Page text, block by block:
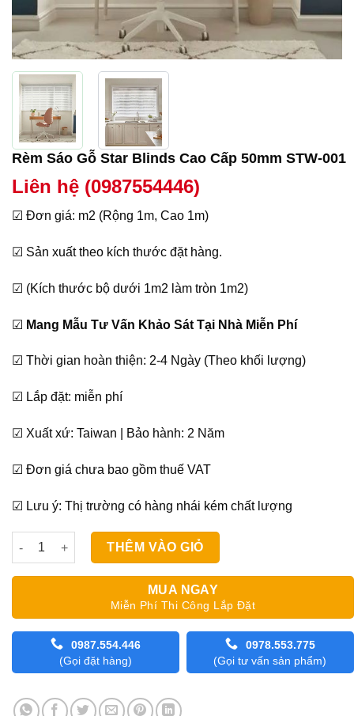
Rèm Sáo Gỗ Star Blinds Cao Cấp 50mm STW-001
Liên hệ (0987554446)
☑ Đơn giá: m2 (Rộng 1m, Cao 1m)
☑ Sản xuất theo kích thước đặt hàng.
☑ (Kích thước bộ dưới 1m2 làm tròn 1m2)
☑ Mang Mẫu Tư Vấn Khảo Sát Tại Nhà Miễn Phí
☑ Thời gian hoàn thiện: 2-4 Ngày (Theo khối lượng)
☑ Lắp đặt: miễn phí
☑ Xuất xứ: Taiwan | Bảo hành: 2 Năm
☑ Đơn giá chưa bao gồm thuế VAT
☑ Lưu ý: Thị trường có hàng nhái kém chất lượng
Rèm Sáo Gỗ Star Blinds Cao Cấp 50mm STW-001 số lượng
THÊM VÀO GIỎ
MUA NGAY
Miễn Phí Thi Công Lắp Đặt
0987.554.446
(Gọi đặt hàng)
0978.553.775
(Gọi tư vấn sản phẩm)